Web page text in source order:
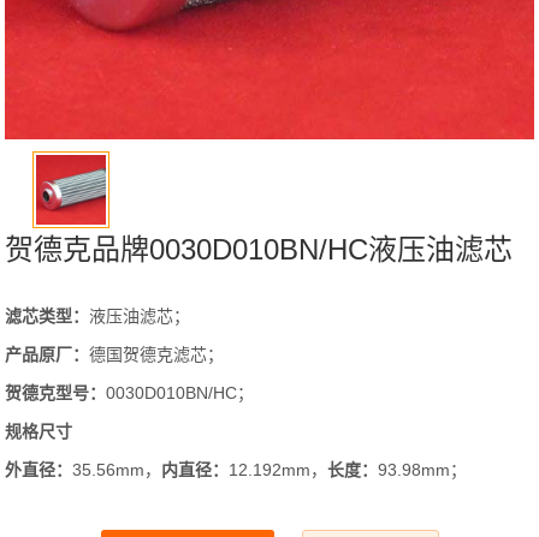
贺德克品牌0030D010BN/HC液压油滤芯
滤芯类型：液压油滤芯；
产品原厂：德国贺德克滤芯；
贺德克型号：0030D010BN/HC；
规格尺寸
外直径：35.56mm， 内直径： 12.192mm，长度：93.98mm；